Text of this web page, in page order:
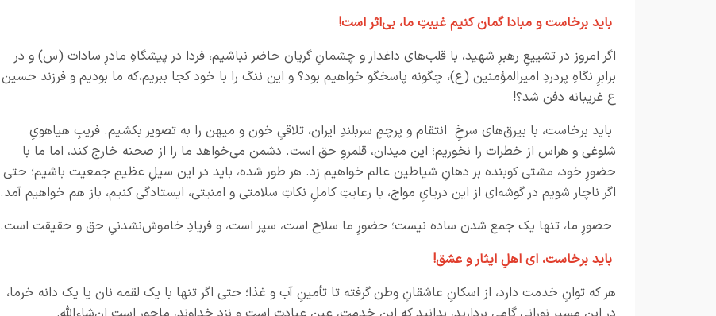
باید برخاست و مبادا گمان کنیم غیبتِ ما، بی‌اثر است!
اگر امروز در تشییعِ رهبرِ شهید، با قلب‌های داغدار و چشمانِ گریان حاضر نباشیم، فردا در پیشگاهِ مادرِ سادات (س) و در
برابرِ نگاهِ پردردِ امیرالمؤمنین (ع)، چگونه پاسخگو خواهیم بود؟ و این ننگ را با خود کجا ببریم،که ما بودیم و فرزند حسین
ع غریبانه دفن شد؟!
باید برخاست، با بیرق‌های سرخِ انتقام و پرچمِ سربلندِ ایران، تلاقیِ خون و میهن را به تصویر بکشیم. فریبِ هیاهویِ
شلوغی و هراس از خطرات را نخوریم؛ این میدان، قلمروِ حق است. دشمن می‌خواهد ما را از صحنه خارج کند، اما ما با
حضورِ خود، مشتی کوبنده بر دهانِ شیاطین عالم خواهیم زد. هر طور شده، باید در این سیلِ عظیمِ جمعیت باشیم؛ حتی
اگر ناچار شویم در گوشه‌ای از این دریایِ مواج، با رعایتِ کاملِ نکاتِ سلامتی و امنیتی، ایستادگی کنیم، باز هم خواهیم آمد.
حضورِ ما، تنها یک جمع شدن ساده نیست؛ حضورِ ما سلاح است، سپر است، و فریادِ خاموش‌نشدنیِ حق و حقیقت است.
باید برخاست، ای اهلِ ایثار و عشق!
هر که توانِ خدمت دارد، از اسکانِ عاشقانِ وطن گرفته تا تأمینِ آب و غذا؛ حتی اگر تنها با یک لقمه نان یا یک دانه خرما،